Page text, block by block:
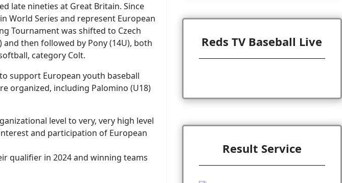
late nineties at Great Britain. Since
World Series and represent European
Tournament was shifted to Czech
then followed by Pony (14U), both
category Colt.
support European youth baseball
organized, including Palomino (U18)
level to very, very high level
and participation of European
qualifier in 2024 and winning teams
Reds TV Baseball Live
Result Service